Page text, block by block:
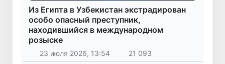
Из Египта в Узбекистан экстрадирован
особо опасный преступник,
находившийся в международном
розыске
23 июля 2026, 13:54 21 093